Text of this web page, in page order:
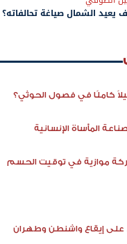
يعيد الشمال صياغة تحالفاته؟
كاملًا في فصول الحوثي؟
المأساة الإنسانية
موازية في توقيت الحسم
على إيقاع واشنطن وطهران